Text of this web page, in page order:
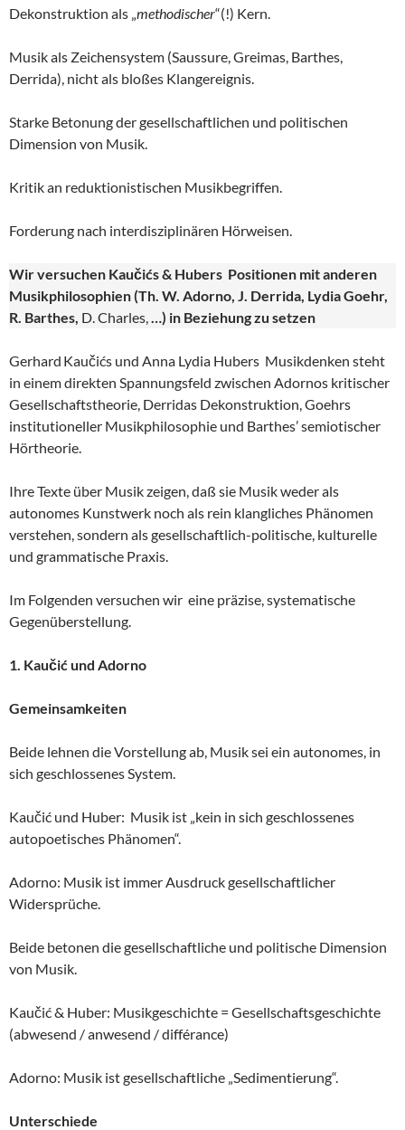
Dekonstruktion als „methodischer“(!) Kern.
Musik als Zeichensystem (Saussure, Greimas, Barthes,
Derrida), nicht als bloßes Klangereignis.
Starke Betonung der gesellschaftlichen und politischen
Dimension von Musik.
Kritik an reduktionistischen Musikbegriffen.
Forderung nach interdisziplinären Hörweisen.
Wir versuchen Kaučićs & Hubers Positionen mit anderen
Musikphilosophien (Th. W. Adorno, J. Derrida, Lydia Goehr,
R. Barthes, D. Charles,…) in Beziehung zu setzen
Gerhard Kaučićs und Anna Lydia Hubers Musikdenken steht
in einem direkten Spannungsfeld zwischen Adornos kritischer
Gesellschaftstheorie, Derridas Dekonstruktion, Goehrs
institutioneller Musikphilosophie und Barthes’ semiotischer
Hörtheorie.
Ihre Texte über Musik zeigen, daß sie Musik weder als
autonomes Kunstwerk noch als rein klangliches Phänomen
verstehen, sondern als gesellschaftlich-politische, kulturelle
und grammatische Praxis.
Im Folgenden versuchen wir eine präzise, systematische
Gegenüberstellung.
1. Kaučić und Adorno
Gemeinsamkeiten
Beide lehnen die Vorstellung ab, Musik sei ein autonomes, in
sich geschlossenes System.
Kaučić und Huber: Musik ist „kein in sich geschlossenes
autopoetisches Phänomen“.
Adorno: Musik ist immer Ausdruck gesellschaftlicher
Widersprüche.
Beide betonen die gesellschaftliche und politische Dimension
von Musik.
Kaučić & Huber: Musikgeschichte = Gesellschaftsgeschichte
(abwesend / anwesend / différance)
Adorno: Musik ist gesellschaftliche „Sedimentierung“.
Unterschiede